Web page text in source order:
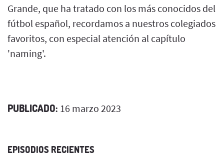
Grande, que ha tratado con los más conocidos del
fútbol español, recordamos a nuestros colegiados
favoritos, con especial atención al capítulo
'naming'.
PUBLICADO: 16 marzo 2023
EPISODIOS RECIENTES